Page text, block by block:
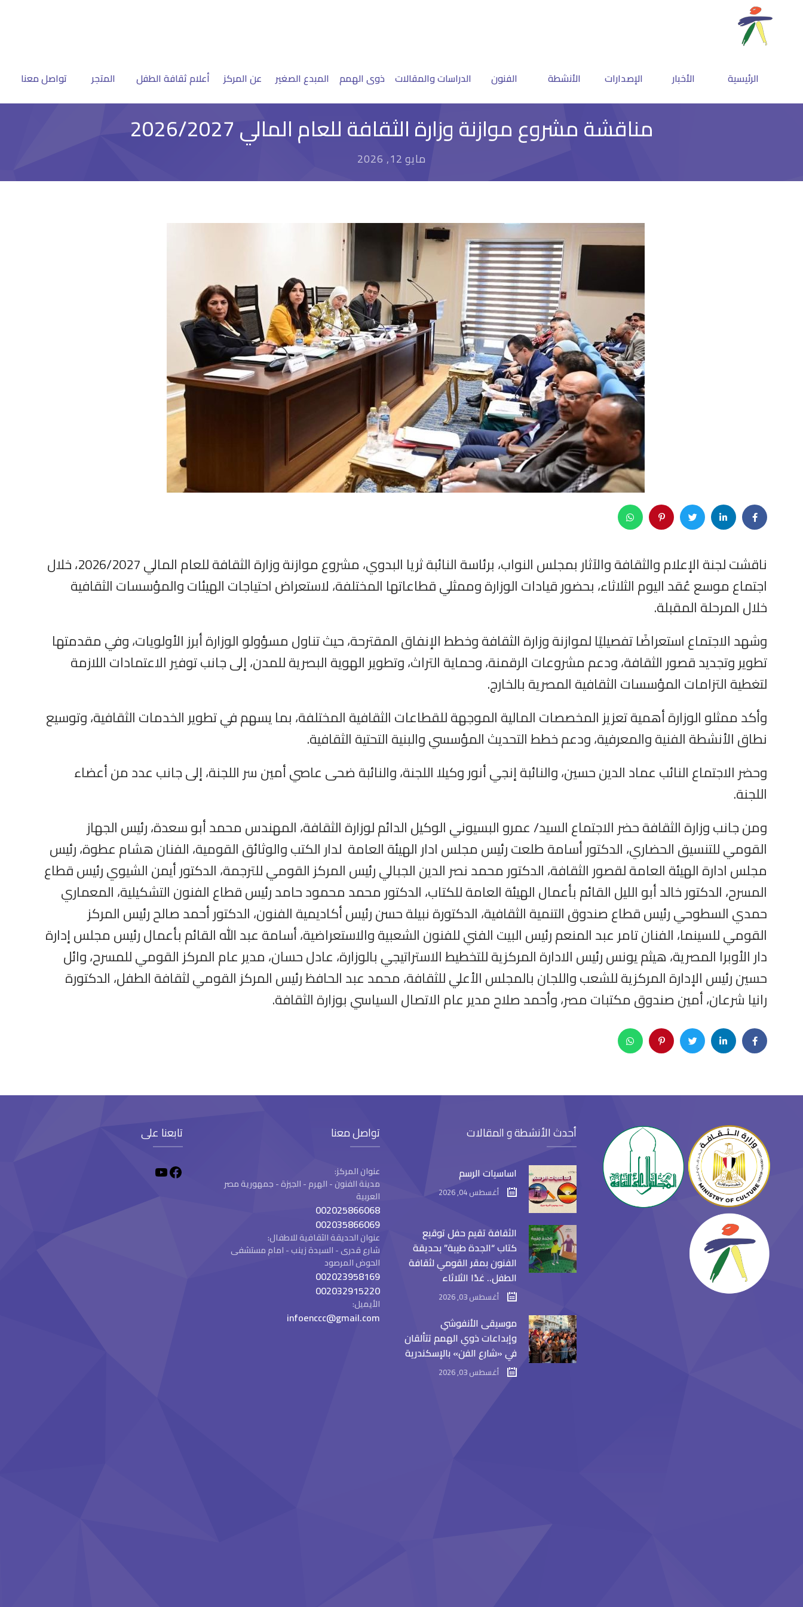
الرئيسية الأخبار الإصدارات الأنشطة الفنون الدراسات والمقالات ذوى الهمم المبدع الصغير عن المركز أعلام ثقافة الطفل المتجر تواصل معنا
مناقشة مشروع موازنة وزارة الثقافة للعام المالي 2026/2027
مايو 12, 2026
ناقشت لجنة الإعلام والثقافة والآثار بمجلس النواب، برئاسة النائبة ثريا البدوي، مشروع موازنة وزارة الثقافة للعام المالي 2026/2027، خلال
اجتماع موسع عُقد اليوم الثلاثاء، بحضور قيادات الوزارة وممثلي قطاعاتها المختلفة، لاستعراض احتياجات الهيئات والمؤسسات الثقافية
خلال المرحلة المقبلة.
وشهد الاجتماع استعراضًا تفصيليًا لموازنة وزارة الثقافة وخطط الإنفاق المقترحة، حيث تناول مسؤولو الوزارة أبرز الأولويات، وفي مقدمتها
تطوير وتجديد قصور الثقافة، ودعم مشروعات الرقمنة، وحماية التراث، وتطوير الهوية البصرية للمدن، إلى جانب توفير الاعتمادات اللازمة
لتغطية التزامات المؤسسات الثقافية المصرية بالخارج.
وأكد ممثلو الوزارة أهمية تعزيز المخصصات المالية الموجهة للقطاعات الثقافية المختلفة، بما يسهم في تطوير الخدمات الثقافية، وتوسيع
نطاق الأنشطة الفنية والمعرفية، ودعم خطط التحديث المؤسسي والبنية التحتية الثقافية.
وحضر الاجتماع النائب عماد الدين حسين، والنائبة إنجي أنور وكيلا اللجنة، والنائبة ضحى عاصي أمين سر اللجنة، إلى جانب عدد من أعضاء
اللجنة.
ومن جانب وزارة الثقافة حضر الاجتماع السيد/ عمرو البسيوني الوكيل الدائم لوزارة الثقافة، المهندس محمد أبو سعدة، رئيس الجهاز
القومي للتنسيق الحضاري، الدكتور أسامة طلعت رئيس مجلس ادار الهيئة العامة لدار الكتب والوثائق القومية، الفنان هشام عطوة، رئيس
مجلس ادارة الهيئة العامة لقصور الثقافة، الدكتور محمد نصر الدين الجبالي رئيس المركز القومي للترجمة، الدكتور أيمن الشيوي رئيس قطاع
المسرح، الدكتور خالد أبو الليل القائم بأعمال الهيئة العامة للكتاب، الدكتور محمد محمود حامد رئيس قطاع الفنون التشكيلية، المعماري
حمدي السطوحي رئيس قطاع صندوق التنمية الثقافية، الدكتورة نبيلة حسن رئيس أكاديمية الفنون، الدكتور أحمد صالح رئيس المركز
القومي للسينما، الفنان تامر عبد المنعم رئيس البيت الفني للفنون الشعبية والاستعراضية، أسامة عبد الله القائم بأعمال رئيس مجلس إدارة
دار الأوبرا المصرية، هيثم يونس رئيس الادارة المركزية للتخطيط الاستراتيجي بالوزارة، عادل حسان، مدير عام المركز القومي للمسرح، وائل
حسين رئيس الإدارة المركزية للشعب واللجان بالمجلس الأعلي للثقافة، محمد عبد الحافظ رئيس المركز القومي لثقافة الطفل، الدكتورة
رانيا شرعان، أمين صندوق مكتبات مصر، وأحمد صلاح مدير عام الاتصال السياسي بوزارة الثقافة.
تابعنا على تواصل معنا
عنوان المركز:
مدينة الفنون - الهرم - الجيزة - جمهورية مصر
العربية
002025866068
002035866069
عنوان الحديقة الثقافية للاطفال:
شارع قدرى - السيدة زينب - امام مستشفى
الحوض المرصود
002023958169
002032915220
الأيميل:
infoenccc@gmail.com
أحدث الأنشطة و المقالات
اساسيات الرسم
أغسطس 04, 2026
الثقافة تقيم حفل توقيع
كتاب “الجدة طيبة” بحديقة
الفنون بمقر القومي لثقافة
الطفل.. غدًا الثلاثاء
أغسطس 03, 2026
موسيقى الأنفوشي
وإبداعات ذوي الهمم تتألقان
في «شارع الفن» بالإسكندرية
أغسطس 03, 2026